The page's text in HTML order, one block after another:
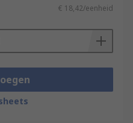
€ 18,42/eenheid